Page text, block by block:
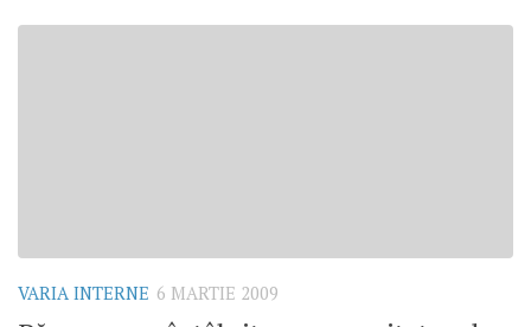
VARIA INTERNE 6 MARTIE 2009